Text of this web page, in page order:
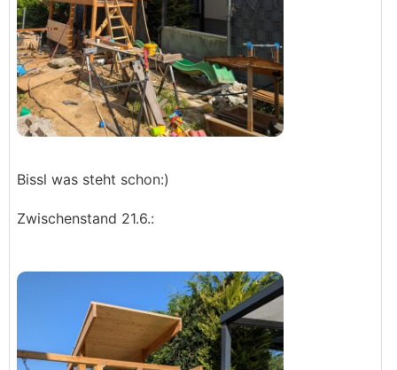
Bissl was steht schon:)
Zwischenstand 21.6.: